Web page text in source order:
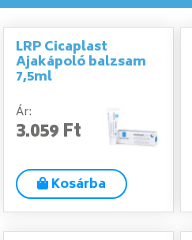
LRP Cicaplast
Ajakápoló balzsam
7,5ml
Ár:
3.059 Ft
Kosárba